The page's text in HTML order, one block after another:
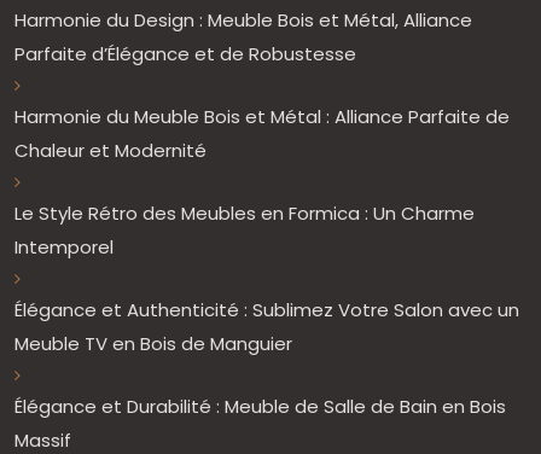
Harmonie du Design : Meuble Bois et Métal, Alliance
Parfaite d’Élégance et de Robustesse
Harmonie du Meuble Bois et Métal : Alliance Parfaite de
Chaleur et Modernité
Le Style Rétro des Meubles en Formica : Un Charme
Intemporel
Élégance et Authenticité : Sublimez Votre Salon avec un
Meuble TV en Bois de Manguier
Élégance et Durabilité : Meuble de Salle de Bain en Bois
Massif